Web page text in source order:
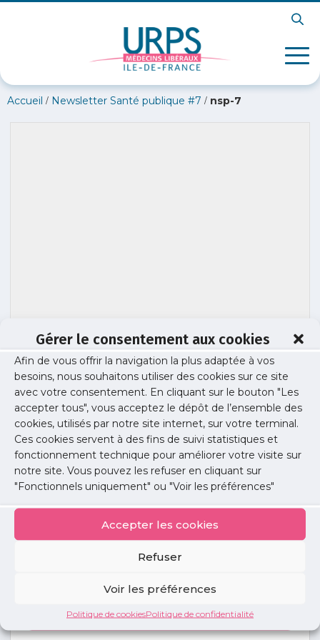
Gérer le consentement aux cookies
Afin de vous offrir la navigation la plus adaptée à vos
besoins, nous souhaitons utiliser des cookies sur ce site
avec votre consentement. En cliquant sur le bouton "Les
accepter tous", vous acceptez le dépôt de l’ensemble des
cookies, utilisés par notre site internet, sur votre terminal.
Ces cookies servent à des fins de suivi statistiques et
fonctionnement technique pour améliorer votre visite sur
notre site. Vous pouvez les refuser en cliquant sur
"Fonctionnels uniquement" ou "Voir les préférences"
Accepter les cookies
Refuser
Voir les préférences
Politique de cookiesPolitique de confidentialité
Accueil / Newsletter Santé publique #7 / nsp-7
nsp-7
Publié le :3 octobre 2023
Partager cet article :
annonces
Voir toutes les annonces